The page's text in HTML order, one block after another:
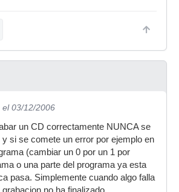
el 03/12/2006
un CD correctamente NUNCA se
si se comete un error por ejemplo en
(cambiar un 0 por un 1 por
o una parte del programa ya esta
pasa. Simplemente cuando algo falla